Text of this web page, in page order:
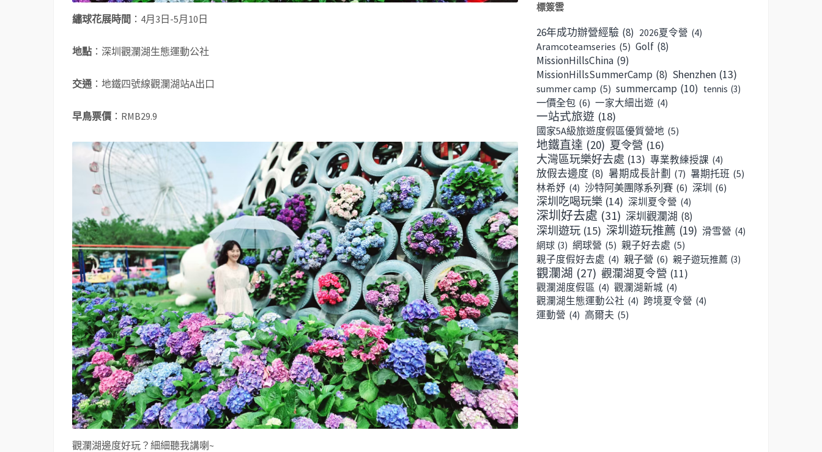
繡球花展時間 ：4月3日-5月10日
地點 ：深圳觀瀾湖生態運動公社
交通 ：地鐵四號線觀瀾湖站A出口
早鳥票價 ：RMB29.9
觀瀾湖邊度好玩？細細聽我講喇~
標簽雲
26年成功辦營經驗 (8) 2026夏令營 (4)
Aramcoteamseries (5) Golf (8)
MissionHillsChina (9)
MissionHillsSummerCamp (8) Shenzhen (13)
summer camp (5) summercamp (10) tennis (3)
一價全包 (6) 一家大細出遊 (4)
一站式旅遊 (18)
國家5A級旅遊度假區優質營地 (5)
地鐵直達 (20) 夏令營 (16)
大灣區玩樂好去處 (13) 專業教練授課 (4)
放假去邊度 (8) 暑期成長計劃 (7) 暑期托班 (5)
林希妤 (4) 沙特阿美團隊系列賽 (6) 深圳 (6)
深圳吃喝玩樂 (14) 深圳夏令營 (4)
深圳好去處 (31) 深圳觀瀾湖 (8)
深圳遊玩 (15) 深圳遊玩推薦 (19) 滑雪營 (4)
網球 (3) 網球營 (5) 親子好去處 (5)
親子度假好去處 (4) 親子營 (6) 親子遊玩推薦 (3)
觀瀾湖 (27) 觀瀾湖夏令營 (11)
觀瀾湖度假區 (4) 觀瀾湖新城 (4)
觀瀾湖生態運動公社 (4) 跨境夏令營 (4)
運動營 (4) 高爾夫 (5)